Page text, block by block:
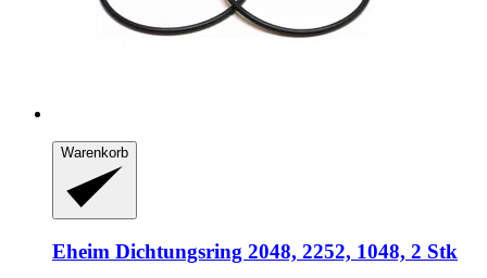
Warenkorb
Eheim Dichtungsring 2048, 2252, 1048, 2 Stk